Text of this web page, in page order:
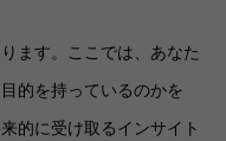
ます。ここでは、あなた
的を持っているのかを
的に受け取るインサイト